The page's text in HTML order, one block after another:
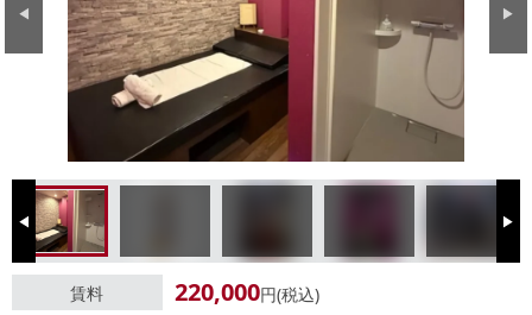
Previous Next
Previous Next
賃料 220,000円(税込)